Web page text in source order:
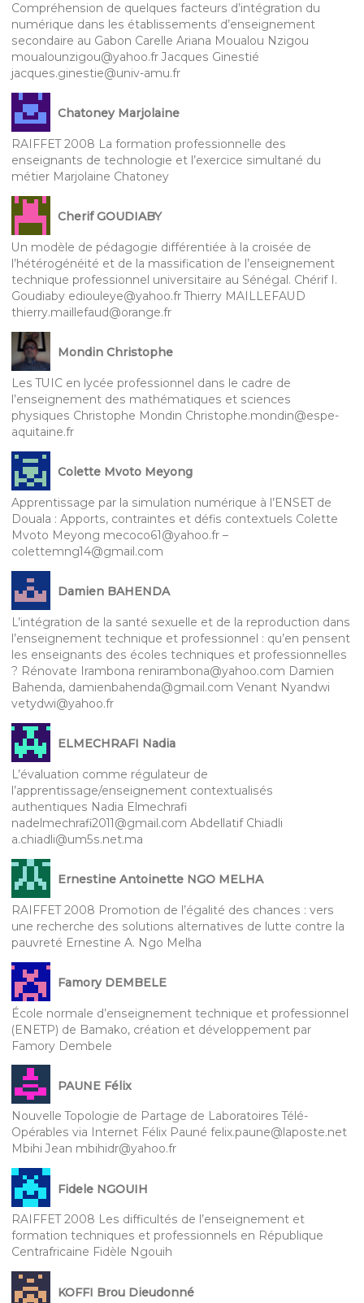
Compréhension de quelques facteurs d’intégration du
numérique dans les établissements d’enseignement
secondaire au Gabon Carelle Ariana Moualou Nzigou
moualounzigou@yahoo.fr Jacques Ginestié
jacques.ginestie@univ-amu.fr
Chatoney Marjolaine
RAIFFET 2008 La formation professionnelle des
enseignants de technologie et l’exercice simultané du
métier Marjolaine Chatoney
Cherif GOUDIABY
Un modèle de pédagogie différentiée à la croisée de
l’hétérogénéité et de la massification de l’enseignement
technique professionnel universitaire au Sénégal. Chérif I.
Goudiaby ediouleye@yahoo.fr Thierry MAILLEFAUD
thierry.maillefaud@orange.fr
Mondin Christophe
Les TUIC en lycée professionnel dans le cadre de
l’enseignement des mathématiques et sciences
physiques Christophe Mondin Christophe.mondin@espe-
aquitaine.fr
Colette Mvoto Meyong
Apprentissage par la simulation numérique à l’ENSET de
Douala : Apports, contraintes et défis contextuels Colette
Mvoto Meyong mecoco61@yahoo.fr –
colettemng14@gmail.com
Damien BAHENDA
L’intégration de la santé sexuelle et de la reproduction dans
l’enseignement technique et professionnel : qu’en pensent
les enseignants des écoles techniques et professionnelles
? Rénovate Irambona renirambona@yahoo.com Damien
Bahenda, damienbahenda@gmail.com Venant Nyandwi
vetydwi@yahoo.fr
ELMECHRAFI Nadia
L’évaluation comme régulateur de
l’apprentissage/enseignement contextualisés
authentiques Nadia Elmechrafi
nadelmechrafi2011@gmail.com Abdellatif Chiadli
a.chiadli@um5s.net.ma
Ernestine Antoinette NGO MELHA
RAIFFET 2008 Promotion de l’égalité des chances : vers
une recherche des solutions alternatives de lutte contre la
pauvreté Ernestine A. Ngo Melha
Famory DEMBELE
École normale d’enseignement technique et professionnel
(ENETP) de Bamako, création et développement par
Famory Dembele
PAUNE Félix
Nouvelle Topologie de Partage de Laboratoires Télé-
Opérables via Internet Félix Pauné felix.paune@laposte.net
Mbihi Jean mbihidr@yahoo.fr
Fidele NGOUIH
RAIFFET 2008 Les difficultés de l’enseignement et
formation techniques et professionnels en République
Centrafricaine Fidèle Ngouih
KOFFI Brou Dieudonné